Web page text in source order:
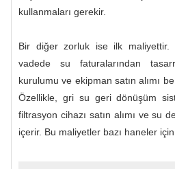
kullanmaları gerekir.
Bir diğer zorluk ise ilk maliyettir.
vadede su faturalarından
kurulumu ve ekipman satın alımı
Özellikle, gri su geri dönüşüm
filtrasyon cihazı satın alımı ve su
içerir. Bu maliyetler bazı haneler